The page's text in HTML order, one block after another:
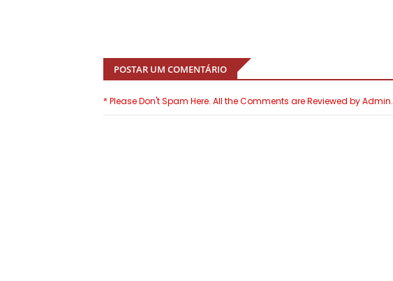
POSTAR UM COMENTÁRIO
* Please Don't Spam Here. All the Comments are Reviewed by Admin.